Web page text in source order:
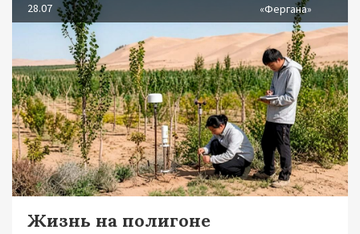
28.07 «Фергана»
Жизнь на полигоне